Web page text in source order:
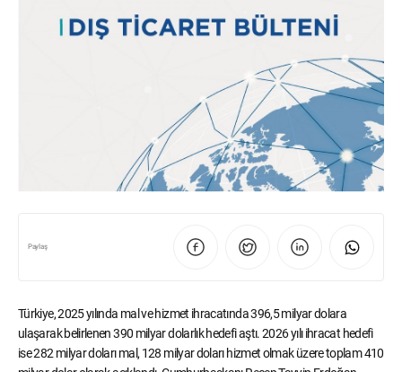
Paylaş
Türkiye, 2025 yılında mal ve hizmet ihracatında 396,5 milyar dolara
ulaşarak belirlenen 390 milyar dolarlık hedefi aştı. 2026 yılı ihracat hedefi
ise 282 milyar doları mal, 128 milyar doları hizmet olmak üzere toplam 410